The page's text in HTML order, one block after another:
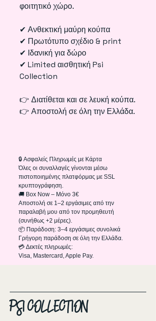
φοιτητικό χώρο.
✔ Ανθεκτική μαύρη κούπα
✔ Πρωτότυπο σχέδιο & print
✔ Ιδανική για δώρο
✔ Limited αισθητική Psi
Collection
👉 Διατίθεται και σε λευκή κούπα.
👉 Αποστολή σε όλη την Ελλάδα.
🔒 Ασφαλείς Πληρωμές με Κάρτα
Όλες οι συναλλαγές γίνονται μέσω
πιστοποιημένης πλατφόρμας με SSL
κρυπτογράφηση.
🚚 Box Now – Μόνο 3€
Αποστολή σε 1–2 εργάσιμες από την
παραλαβή μου από τον προμηθευτή
(συνήθως +2 μέρες).
📦 Παράδοση: 3–4 εργάσιμες συνολικά
Γρήγορη παράδοση σε όλη την Ελλάδα.
💳 Δεκτές πληρωμές:
Visa, Mastercard, Apple Pay.
PSI COLLECTION